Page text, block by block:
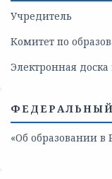
Учредитель
Комитет по
Электронная доска
«Об образовании